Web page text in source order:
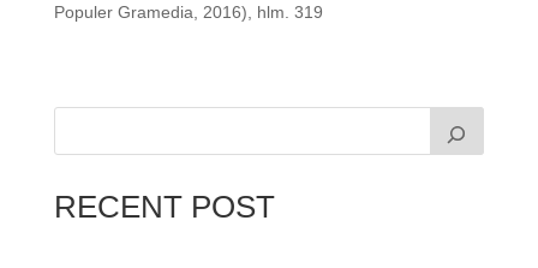
Populer Gramedia, 2016), hlm. 319
RECENT POST